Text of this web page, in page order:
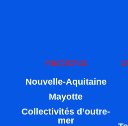
REGIONS
Nouvelle-Aquitaine
Mayotte
Collectivités d’outre-
mer